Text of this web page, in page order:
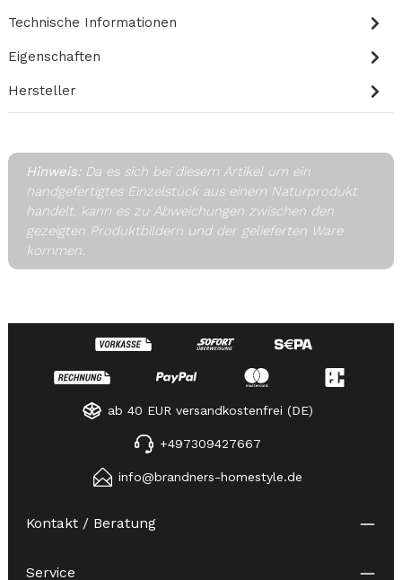
Technische Informationen
Eigenschaften
Hersteller
Hinweis: Da es sich bei diesem Artikel um ein
handgefertigtes Einzelstück aus einem Naturprodukt
handelt, kann es zu Abweichungen zwischen den
gezeigten Produktbildern und der gelieferten Ware
kommen.
ab 40 EUR versandkostenfrei (DE)
+497309427667
info@brandners-homestyle.de
Kontakt / Beratung
Service